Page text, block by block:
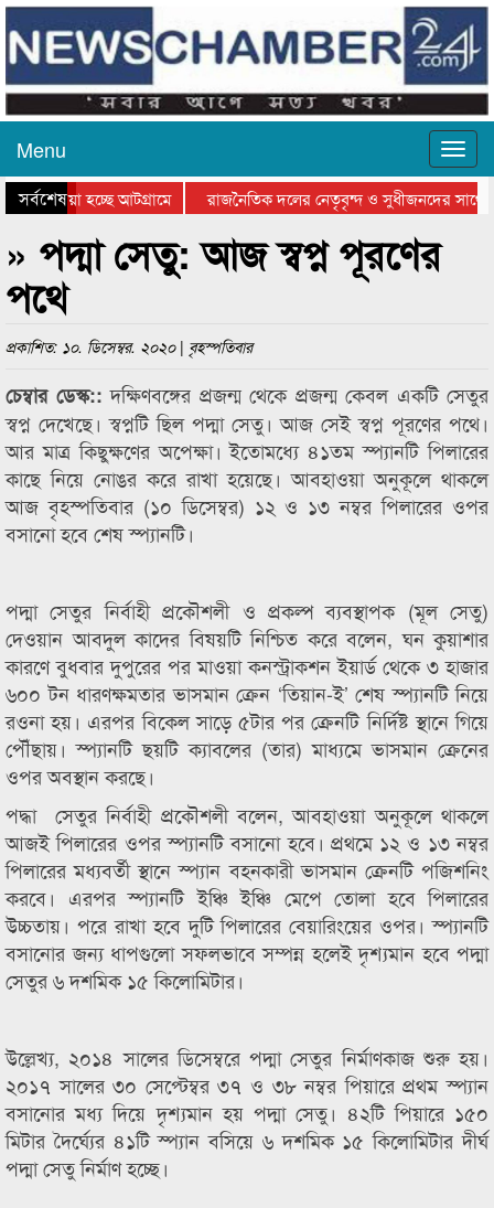
Menu
সর্বশেষ
যাওয়া হচ্ছে আটগ্রামে
রাজনৈতিক দলের নেতৃবৃন্দ ও সুধীজনদের সাথে
সিলেটে বাংলাদেশ গ্রুপ থিয়েটার
» পদ্মা সেতু: আজ স্বপ্ন পূরণের
পথে
প্রকাশিত: ১০. ডিসেম্বর. ২০২০ | বৃহস্পতিবার
চেম্বার ডেস্ক::দক্ষিণবঙ্গের প্রজন্ম থেকে প্রজন্ম কেবল একটি সেতুর
স্বপ্ন দেখেছে। স্বপ্নটি ছিল পদ্মা সেতু। আজ সেই স্বপ্ন পূরণের পথে।
আর মাত্র কিছুক্ষণের অপেক্ষা। ইতোমধ্যে ৪১তম স্প্যানটি পিলারের
কাছে নিয়ে নোঙর করে রাখা হয়েছে। আবহাওয়া অনুকূলে থাকলে
আজ বৃহস্পতিবার (১০ ডিসেম্বর) ১২ ও ১৩ নম্বর পিলারের ওপর
বসানো হবে শেষ স্প্যানটি।
পদ্মা সেতুর নির্বাহী প্রকৌশলী ও প্রকল্প ব্যবস্থাপক (মূল সেতু)
দেওয়ান আবদুল কাদের বিষয়টি নিশ্চিত করে বলেন, ঘন কুয়াশার
কারণে বুধবার দুপুরের পর মাওয়া কনস্ট্রাকশন ইয়ার্ড থেকে ৩ হাজার
৬০০ টন ধারণক্ষমতার ভাসমান ক্রেন ‘তিয়ান-ই’ শেষ স্প্যানটি নিয়ে
রওনা হয়। এরপর বিকেল সাড়ে ৫টার পর ক্রেনটি নির্দিষ্ট স্থানে গিয়ে
পৌঁছায়। স্প্যানটি ছয়টি ক্যাবলের (তার) মাধ্যমে ভাসমান ক্রেনের
ওপর অবস্থান করছে।
পদ্ধা সেতুর নির্বাহী প্রকৌশলী বলেন, আবহাওয়া অনুকূলে থাকলে
আজই পিলারের ওপর স্প্যানটি বসানো হবে। প্রথমে ১২ ও ১৩ নম্বর
পিলারের মধ্যবর্তী স্থানে স্প্যান বহনকারী ভাসমান ক্রেনটি পজিশনিং
করবে। এরপর স্প্যানটি ইঞ্চি ইঞ্চি মেপে তোলা হবে পিলারের
উচ্চতায়। পরে রাখা হবে দুটি পিলারের বেয়ারিংয়ের ওপর। স্প্যানটি
বসানোর জন্য ধাপগুলো সফলভাবে সম্পন্ন হলেই দৃশ্যমান হবে পদ্মা
সেতুর ৬ দশমিক ১৫ কিলোমিটার।
উল্লেখ‌্য, ২০১৪ সালের ডিসেম্বরে পদ্মা সেতুর নির্মাণকাজ শুরু হয়।
২০১৭ সালের ৩০ সেপ্টেম্বর ৩৭ ও ৩৮ নম্বর পিয়ারে প্রথম স্প্যান
বসানোর মধ্য দিয়ে দৃশ্যমান হয় পদ্মা সেতু। ৪২টি পিয়ারে ১৫০
মিটার দৈর্ঘ্যের ৪১টি স্প্যান বসিয়ে ৬ দশমিক ১৫ কিলোমিটার দীর্ঘ
পদ্মা সেতু নির্মাণ হচ্ছে।